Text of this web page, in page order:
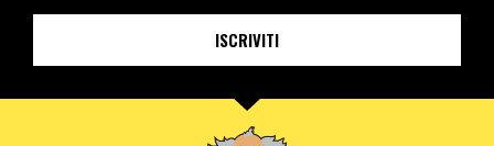
ISCRIVITI